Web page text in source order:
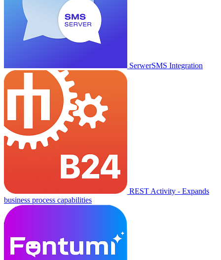
SerwerSMS Integration
REST Activity - Expands
business process capabilities